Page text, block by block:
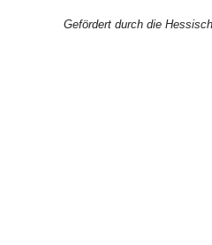
Gefördert durch die